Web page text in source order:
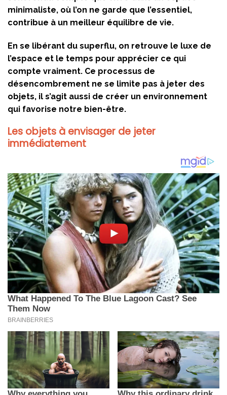
minimaliste, où l’on ne garde que l’essentiel,
contribue à un meilleur équilibre de vie.
En se libérant du superflu, on retrouve le luxe de
l’espace et le temps pour apprécier ce qui
compte vraiment. Ce processus de
désencombrement ne se limite pas à jeter des
objets, il s’agit aussi de créer un environnement
qui favorise notre bien-être.
Les objets à envisager de jeter
immédiatement